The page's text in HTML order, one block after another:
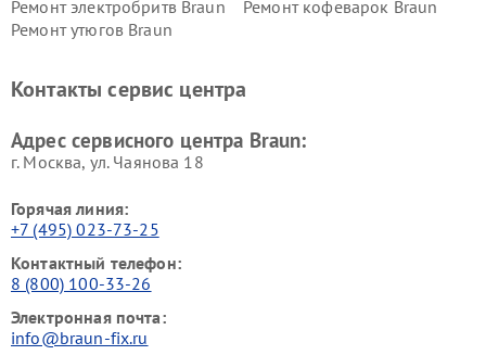
Ремонт электробритв Braun
Ремонт кофеварок Braun
Ремонт утюгов Braun
Контакты сервис центра
Адрес сервисного центра Braun:
г. Москва, ул. Чаянова 18
Горячая линия:
+7 (495) 023-73-25
Контактный телефон:
8 (800) 100-33-26
Электронная почта:
info@braun-fix.ru